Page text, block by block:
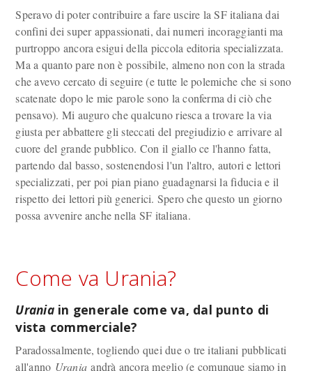
Speravo di poter contribuire a fare uscire la SF italiana dai
confini dei super appassionati, dai numeri incoraggianti ma
purtroppo ancora esigui della piccola editoria specializzata.
Ma a quanto pare non è possibile, almeno non con la strada
che avevo cercato di seguire (e tutte le polemiche che si sono
scatenate dopo le mie parole sono la conferma di ciò che
pensavo). Mi auguro che qualcuno riesca a trovare la via
giusta per abbattere gli steccati del pregiudizio e arrivare al
cuore del grande pubblico. Con il giallo ce l'hanno fatta,
partendo dal basso, sostenendosi l'un l'altro, autori e lettori
specializzati, per poi pian piano guadagnarsi la fiducia e il
rispetto dei lettori più generici. Spero che questo un giorno
possa avvenire anche nella SF italiana.
Come va Urania?
Uraniain generale come va, dal punto di
vista commerciale?
Paradossalmente, togliendo quei due o tre italiani pubblicati
all'anno Urania andrà ancora meglio (e comunque siamo in